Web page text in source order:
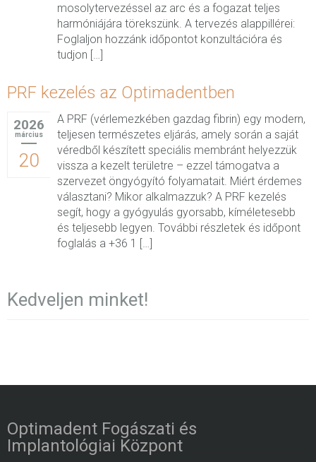
mosolytervezéssel az arc és a fogazat teljes
harmóniájára törekszünk. A tervezés alappillérei:
Foglaljon hozzánk időpontot konzultációra és
tudjon […]
PRF kezelés az Optimadentben
2026
március
20
A PRF (vérlemezkében gazdag fibrin) egy modern,
teljesen természetes eljárás, amely során a saját
véredből készített speciális membránt helyezzük
vissza a kezelt területre – ezzel támogatva a
szervezet öngyógyító folyamatait. Miért érdemes
választani? Mikor alkalmazzuk? A PRF kezelés
segít, hogy a gyógyulás gyorsabb, kíméletesebb
és teljesebb legyen. További részletek és időpont
foglalás a +36 1 […]
Kedveljen minket!
Optimadent Fogászati és
Implantológiai Központ